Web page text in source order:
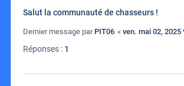
Salut la communauté de chasseurs !
Dernier message par PIT06 « ven. mai 02, 2025
Réponses : 1